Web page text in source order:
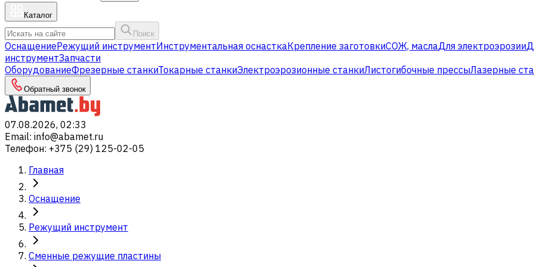
Каталог
Поиск
ОснащениеРежущий инструментИнструментальная оснасткаКрепление заготовкиСОЖ, маслаДля электроэрозии
инструментЗапчасти
ОборудованиеФрезерные станкиТокарные станкиЭлектроэрозионные станкиЛистогибочные прессыЛазерные
Обратный звонок
07.08.2026, 02:33
Email: info@abamet.ru
Телефон: +375 (29) 125-02-05
Главная
Оснащение
Режущий инструмент
Сменные режущие пластины